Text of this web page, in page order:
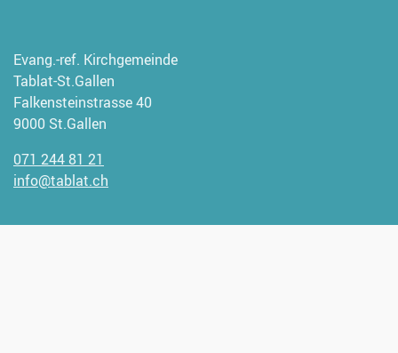
Evang.-ref. Kirchgemeinde
Tablat-St.Gallen
Falkensteinstrasse 40
9000 St.Gallen
071 244 81 21
info@tablat.ch